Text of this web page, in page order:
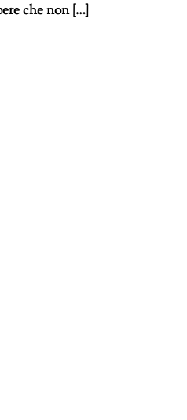
che non […]